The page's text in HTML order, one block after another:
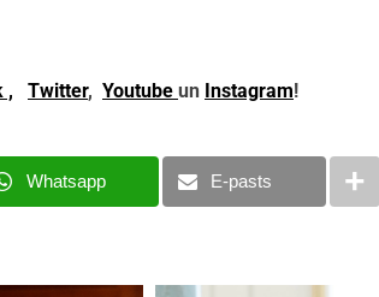
, Twitter, Youtube un Instagram!
Whatsapp E-pasts